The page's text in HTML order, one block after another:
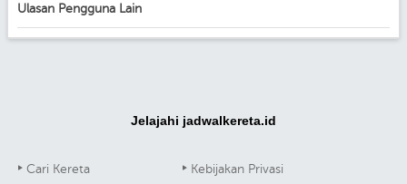
Ulasan Pengguna Lain
Jelajahi jadwalkereta.id
Cari Kereta Kebijakan Privasi